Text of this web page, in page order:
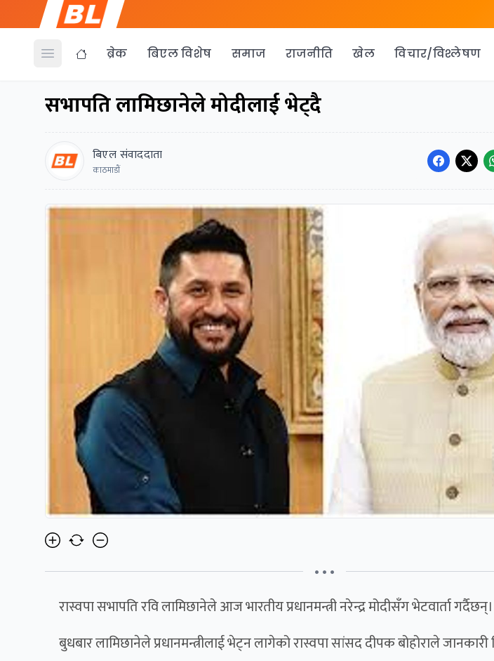
Open menu ब्रेक बिएल विशेष समाज राजनीति खेल विचार/विश्लेषण
सभापति लामिछानेले मोदीलाई भेट्दै
बिएल संवाददाता
काठमाडाैं
• • •
रास्वपा सभापति रवि लामिछानेले आज भारतीय प्रधानमन्त्री नरेन्द्र मोदीसँग भेटवार्ता गर्दैछन्।
बुधबार लामिछानेले प्रधानमन्त्रीलाई भेट्न लागेको रास्वपा सांसद दीपक बोहोराले जानकारी